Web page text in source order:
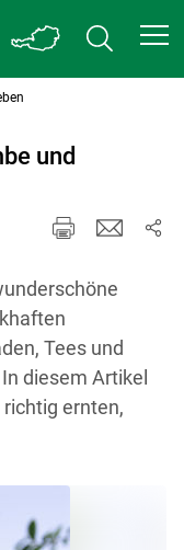
und
Tees und
diesem Artikel
ernten,